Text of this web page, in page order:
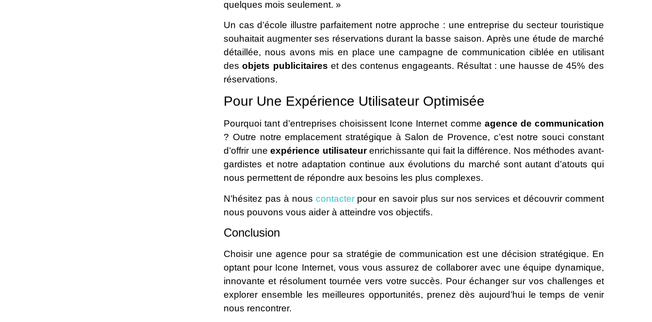
quelques mois seulement. »
Un cas d’école illustre parfaitement notre approche : une entreprise du secteur touristique
souhaitait augmenter ses réservations durant la basse saison. Après une étude de marché
détaillée, nous avons mis en place une campagne de communication ciblée en utilisant
desobjets publicitaires et des contenus engageants. Résultat : une hausse de 45% des
réservations.
Pour Une Expérience Utilisateur Optimisée
Pourquoi tant d’entreprises choisissent Icone Internet comme agence de communication
? Outre notre emplacement stratégique à Salon de Provence, c’est notre souci constant
d’offrir uneexpérience utilisateurenrichissante qui fait la différence. Nos méthodes avant-
gardistes et notre adaptation continue aux évolutions du marché sont autant d’atouts qui
nous permettent de répondre aux besoins les plus complexes.
N’hésitez pas à nous contacterpour en savoir plus sur nos services et découvrir comment
nous pouvons vous aider à atteindre vos objectifs.
Conclusion
Choisir une agence pour sa stratégie de communication est une décision stratégique. En
optant pour Icone Internet, vous vous assurez de collaborer avec une équipe dynamique,
innovante et résolument tournée vers votre succès. Pour échanger sur vos challenges et
explorer ensemble les meilleures opportunités, prenez dès aujourd’hui le temps de venir
nous rencontrer.